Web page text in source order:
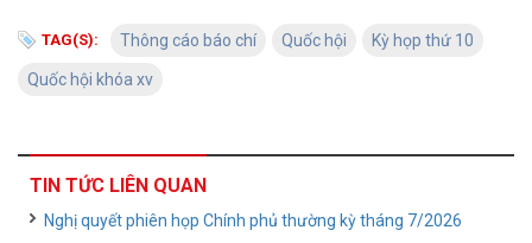
TAG(S): Thông cáo báo chí Quốc hội Kỳ họp thứ 10
Quốc hội khóa xv
TIN TỨC LIÊN QUAN
Nghị quyết phiên họp Chính phủ thường kỳ tháng 7/2026